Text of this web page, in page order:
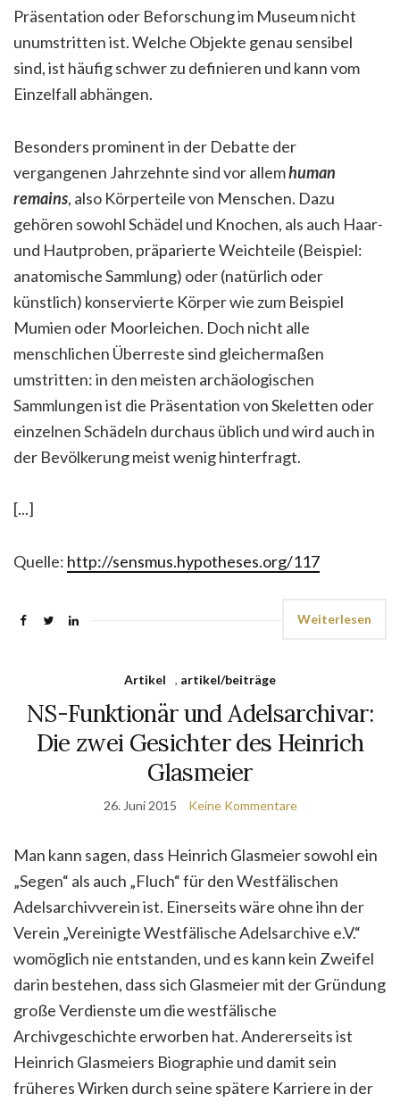
Präsentation oder Beforschung im Museum nicht
unumstritten ist. Welche Objekte genau sensibel
sind, ist häufig schwer zu definieren und kann vom
Einzelfall abhängen.
Besonders prominent in der Debatte der
vergangenen Jahrzehnte sind vor allemhuman
remains, also Körperteile von Menschen. Dazu
gehören sowohl Schädel und Knochen, als auch Haar-
und Hautproben, präparierte Weichteile (Beispiel:
anatomische Sammlung) oder (natürlich oder
künstlich) konservierte Körper wie zum Beispiel
Mumien oder Moorleichen. Doch nicht alle
menschlichen Überreste sind gleichermaßen
umstritten: in den meisten archäologischen
Sammlungen ist die Präsentation von Skeletten oder
einzelnen Schädeln durchaus üblich und wird auch in
der Bevölkerung meist wenig hinterfragt.
[...]
Quelle: http://sensmus.hypotheses.org/117
Weiterlesen
Artikel , artikel/beiträge
NS-Funktionär und Adelsarchivar:
Die zwei Gesichter des Heinrich
Glasmeier
26. Juni 2015 Keine Kommentare
Man kann sagen, dass Heinrich Glasmeier sowohl ein
„Segen“ als auch „Fluch“ für den Westfälischen
Adelsarchivverein ist. Einerseits wäre ohne ihn der
Verein „Vereinigte Westfälische Adelsarchive e.V.“
womöglich nie entstanden, und es kann kein Zweifel
darin bestehen, dass sich Glasmeier mit der Gründung
große Verdienste um die westfälische
Archivgeschichte erworben hat. Andererseits ist
Heinrich Glasmeiers Biographie und damit sein
früheres Wirken durch seine spätere Karriere in der